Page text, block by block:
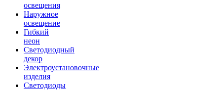
освещения
Наружное
освещение
Гибкий
неон
Светодиодный
декор
Электроустановочные
изделия
Светодиоды